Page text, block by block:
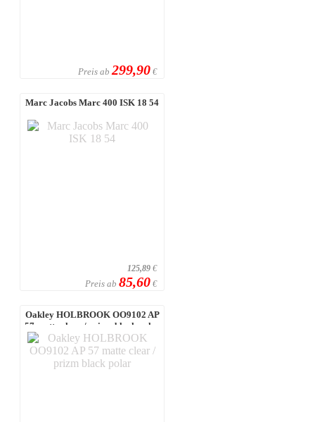
Preis ab 299,90 €
Marc Jacobs Marc 400 ISK 18 54
125,89 €
Preis ab 85,60 €
Oakley HOLBROOK OO9102 AP
57 matte clear / prizm black polar